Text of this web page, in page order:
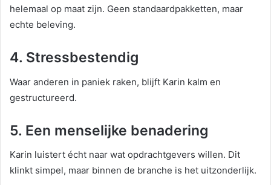
helemaal op maat zijn. Geen standaardpakketten, maar
echte beleving.
4. Stressbestendig
Waar anderen in paniek raken, blijft Karin kalm en
gestructureerd.
5. Een menselijke benadering
Karin luistert écht naar wat opdrachtgevers willen. Dit
klinkt simpel, maar binnen de branche is het uitzonderlijk.